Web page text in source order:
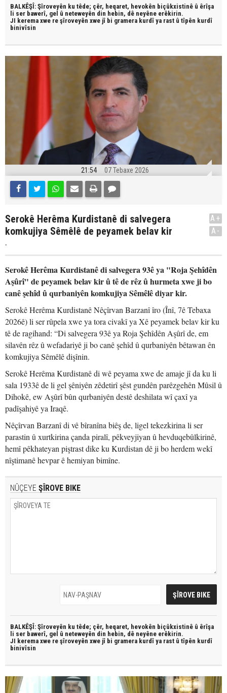
BALKÊŞÎ: Şîroveyên ku têde; çêr, heqaret, hevokên biçûkxistinê û êrîşa
li ser bawerî, gel û neteweyên din hebin, dê neyêne erêkirin.
JI kerema xwe re şîroveyên xwe jî bi gramera kurdî ya rast û tîpên kurdî
binivîsin
21:54 07 Tebaxe 2026
Serokê Herêma Kurdistanê di salvegera
komkujiya Sêmêlê de peyamek belav kir
.
A+
A-
Serokê Herêma Kurdistanê di salvegera 93ê ya "Roja Şehîdên
Aşûrî" de peyamek belav kir û tê de rêz û hurmeta xwe ji bo
canê şehîd û qurbaniyên komkujiya Sêmêlê diyar kir.
Serokê Herêma Kurdistanê Nêçîrvan Barzanî îro (Înî, 7ê Tebaxa
2026ê) li ser rûpela xwe ya tora civakî ya Xê peyamek belav kir ku
tê de ragihand: “Di salvegera 93ê ya Roja Şehîdên Aşûrî de, em
silavên rêz û wefadariyê ji bo canê şehîd û qurbaniyên bêtawan ên
komkujiya Sêmêlê dişînin.
Serokê Herêma Kurdistanê di wê peyama xwe de amaje jî da ku li
sala 1933ê de li gel şêniyên zêdetirî şêst gundên parêzgehên Mûsil û
Dihokê, ew Aşûrî bûn qurbaniyên destê deshilata wî çaxî ya
padîşahiyê ya Iraqê.
Nêçîrvan Barzanî di vê bîranîna biêş de, ligel tekezkirina li ser
parastin û xurtkirina çanda piralî, pêkveyjiyan û hevduqebûlkirinê,
hemî pêkhateyan piştrast dike ku Kurdistan dê ji bo herdem wekî
nîştimanê hevpar ê hemiyan bimîne.
NÛÇEYE ŞÎROVE BIKE
BALKÊŞÎ: Şîroveyên ku têde; çêr, heqaret, hevokên biçûkxistinê û êrîşa
li ser bawerî, gel û neteweyên din hebin, dê neyêne erêkirin.
JI kerema xwe re şîroveyên xwe jî bi gramera kurdî ya rast û tîpên kurdî
binivîsin